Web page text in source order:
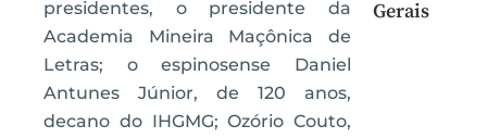
presidentes, o presidente da
Academia Mineira Maçônica de
Letras; o espinosense Daniel
Antunes Júnior, de 120 anos,
decano do IHGMG; Ozório Couto,
Gerais